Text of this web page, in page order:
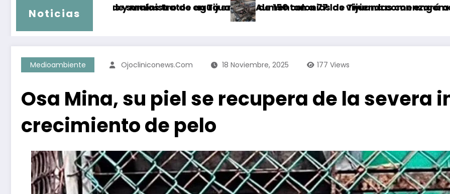
Noticias
malos tratos en Tijuana
suministro de agua en más de 150 colonias de Tijuana comenzará a partir de este sábado
Aumentan a 77 las viviendas con engomado rojo por riesgo
Abandonan a tres
Medioambiente Ojocliniconews.com 18 Noviembre, 2025 177 Views
Osa Mina, su piel se recupera de la severa
crecimiento de pelo